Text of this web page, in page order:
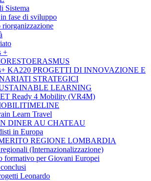
Sistema
fase di sviluppo
riorganizzazione
+
KA220 PROGETTI DI INNOVAZIONE E
STRATEGICI
LEARNING
Ready 4 Mobility (VR4M)
Learn Travel
DINER AU CHATEAU
in Europa
REGIONE LOMBARDIA
(Internazionalizzazione)
formativo per Giovani Europei
Leonardo